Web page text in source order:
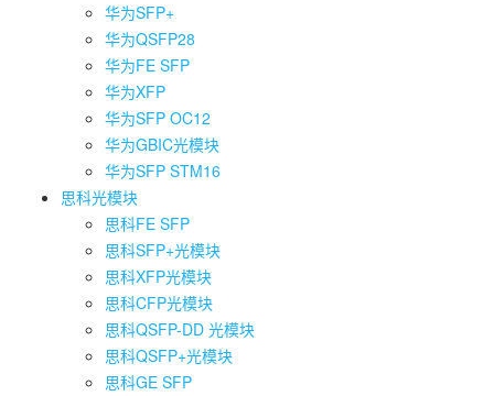
华为SFP+
华为QSFP28
华为FE SFP
华为XFP
华为SFP OC12
华为GBIC光模块
华为SFP STM16
思科光模块
思科FE SFP
思科SFP+光模块
思科XFP光模块
思科CFP光模块
思科QSFP-DD 光模块
思科QSFP+光模块
思科GE SFP